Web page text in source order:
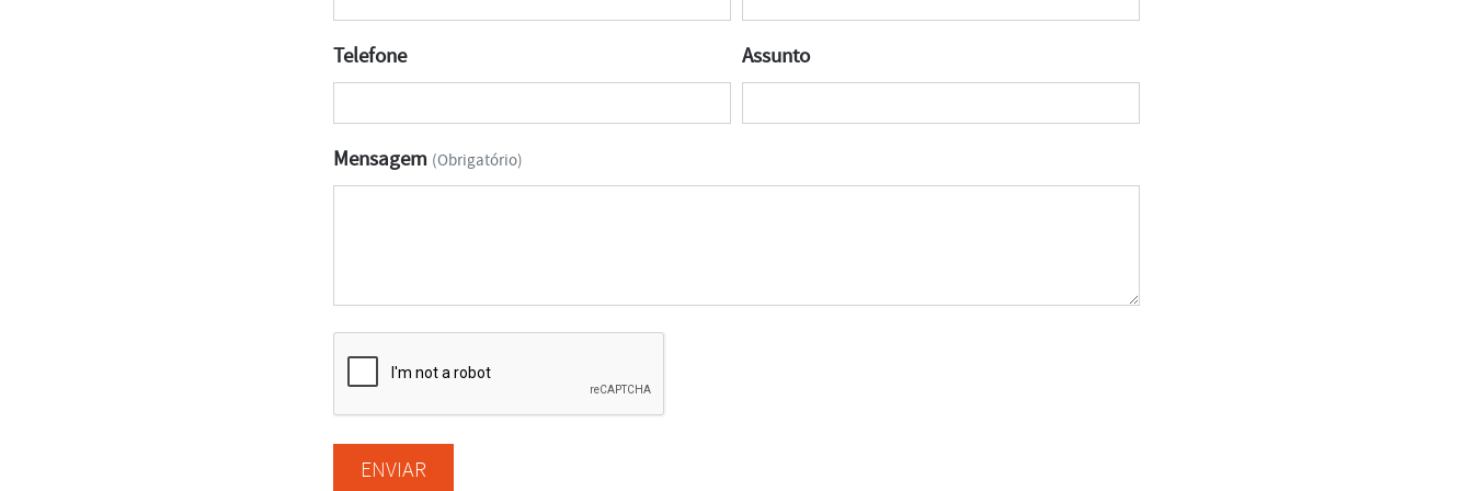
Telefone Assunto
Mensagem (Obrigatório)
ENVIAR